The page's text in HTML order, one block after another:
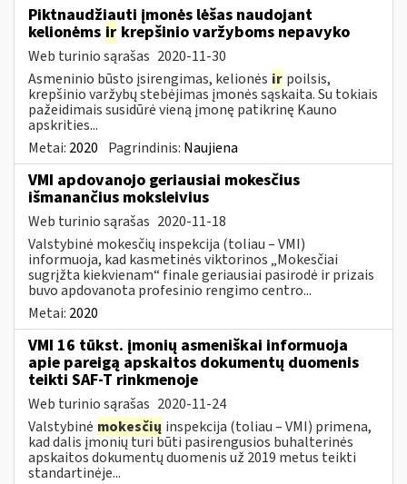
Piktnaudžiauti įmonės lėšas naudojant
kelionėms ir krepšinio varžyboms nepavyko
Web turinio sąrašas 2020-11-30
Asmeninio būsto įsirengimas, kelionės ir poilsis,
krepšinio varžybų stebėjimas įmonės sąskaita. Su tokiais
pažeidimais susidūrė vieną įmonę patikrinę Kauno
apskrities...
Metai: 2020 Pagrindinis: Naujiena
VMI apdovanojo geriausiai mokesčius
išmanančius moksleivius
Web turinio sąrašas 2020-11-18
Valstybinė mokesčių inspekcija (toliau – VMI)
informuoja, kad kasmetinės viktorinos „Mokesčiai
sugrįžta kiekvienam“ finale geriausiai pasirodė ir prizais
buvo apdovanota profesinio rengimo centro...
Metai: 2020
VMI 16 tūkst. įmonių asmeniškai informuoja
apie pareigą apskaitos dokumentų duomenis
teikti SAF-T rinkmenoje
Web turinio sąrašas 2020-11-24
Valstybinė mokesčių inspekcija (toliau – VMI) primena,
kad dalis įmonių turi būti pasirengusios buhalterinės
apskaitos dokumentų duomenis už 2019 metus teikti
standartinėje...